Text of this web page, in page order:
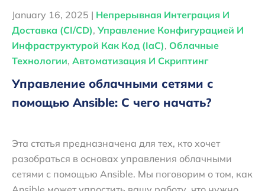
January 16, 2025 | Непрерывная Интеграция И
Доставка (CI/CD), Управление Конфигурацией И
Инфраструктурой Как Код (IaC), Облачные
Технологии, Автоматизация И Скриптинг
Управление облачными сетями с
помощью Ansible: С чего начать?
Эта статья предназначена для тех, кто хочет
разобраться в основах управления облачными
сетями с помощью Ansible. Мы поговорим о том, как